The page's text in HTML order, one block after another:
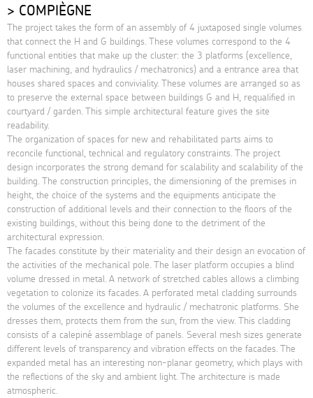
COMPIÈGNE
The project takes the form of an assembly of 4 juxtaposed single volumes
that connect the H and G buildings. These volumes correspond to the 4
functional entities that make up the cluster: the 3 platforms (excellence,
laser machining, and hydraulics / mechatronics) and a entrance area that
houses shared spaces and conviviality. These volumes are arranged so as
to preserve the external space between buildings G and H, requalified in
courtyard / garden. This simple architectural feature gives the site
readability.
The organization of spaces for new and rehabilitated parts aims to
reconcile functional, technical and regulatory constraints. The project
design incorporates the strong demand for scalability and scalability of the
building. The construction principles, the dimensioning of the premises in
height, the choice of the systems and the equipments anticipate the
construction of additional levels and their connection to the floors of the
existing buildings, without this being done to the detriment of the
architectural expression.
The facades constitute by their materiality and their design an evocation of
the activities of the mechanical pole. The laser platform occupies a blind
volume dressed in metal. A network of stretched cables allows a climbing
vegetation to colonize its facades. A perforated metal cladding surrounds
the volumes of the excellence and hydraulic / mechatronic platforms. She
dresses them, protects them from the sun, from the view. This cladding
consists of a calepiné assemblage of panels. Several mesh sizes generate
different levels of transparency and vibration effects on the facades. The
expanded metal has an interesting non-planar geometry, which plays with
the reflections of the sky and ambient light. The architecture is made
atmospheric.